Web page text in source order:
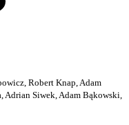
Robert Knap, Adam
Siwek, Adam Bąkowski,